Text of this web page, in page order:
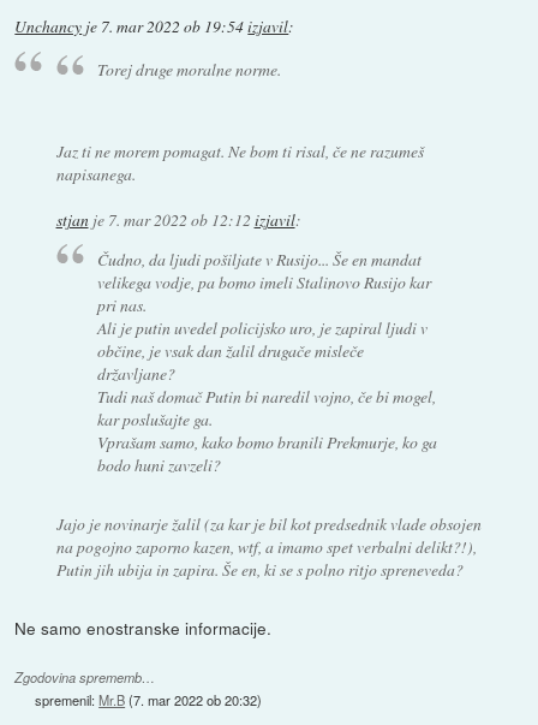
Unchancy je 7. mar 2022 ob 19:54izjavil:
Torej druge moralne norme.
Jaz ti ne morem pomagat. Ne bom ti risal, če ne razumeš
napisanega.
stjanje 7. mar 2022 ob 12:12 izjavil:
Čudno, da ljudi pošiljate v Rusijo... Še en mandat
velikega vodje, pa bomo imeli Stalinovo Rusijo kar
pri nas.
Ali je putin uvedel policijsko uro, je zapiral ljudi v
občine, je vsak dan žalil drugače misleče
državljane?
Tudi naš domač Putin bi naredil vojno, če bi mogel,
kar poslušajte ga.
Vprašam samo, kako bomo branili Prekmurje, ko ga
bodo huni zavzeli?
Jajo je novinarje žalil (za kar je bil kot predsednik vlade obsojen
na pogojno zaporno kazen, wtf, a imamo spet verbalni delikt?!),
Putin jih ubija in zapira. Še en, ki se s polno ritjo spreneveda?
Ne samo enostranske informacije.
Zgodovina sprememb…
spremenil:Mr.B(7. mar 2022 ob 20:32)